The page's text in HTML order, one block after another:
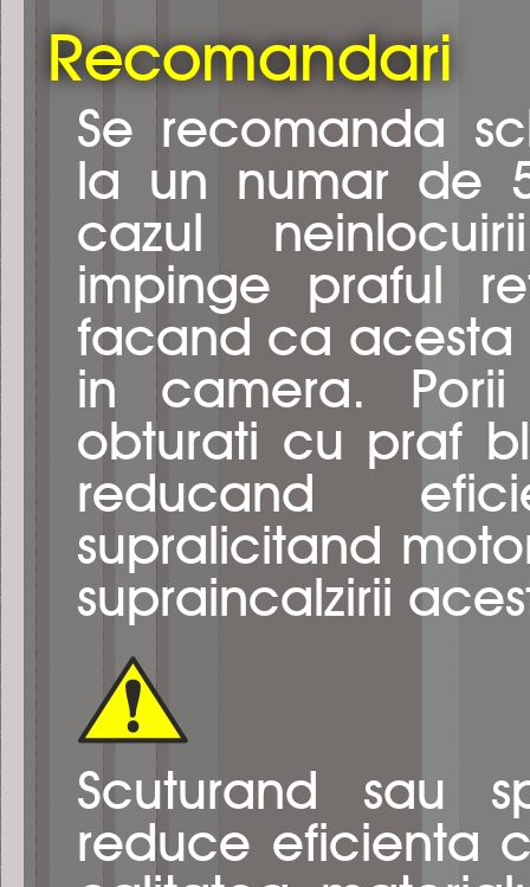
Recomandari
Se recomanda
la un numar de
cazul neinlocuirii
impinge praful
facand ca acesta
in camera. Porii
obturati cu praf
reducand
supralicitand
supraincalzirii
Scuturand sau
reduce eficienta